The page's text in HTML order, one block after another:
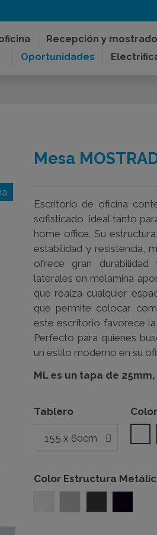
Recepción y
Oportunidades
Mesa
Escritorio de oficina
sofisticado, ideal tanto
home office. Su
estabilidad y resistencia,
ofrece gran durabilidad
laterales en melamina
que realza cualquier
que permite colocar
este escritorio favorece
Perfecto para quienes
un estilo moderno en su
ML es un tapa de
Tablero
Color Estructura